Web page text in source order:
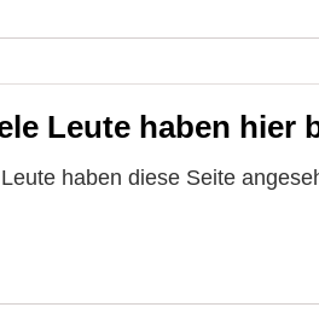
Leute haben hier
haben diese Seite